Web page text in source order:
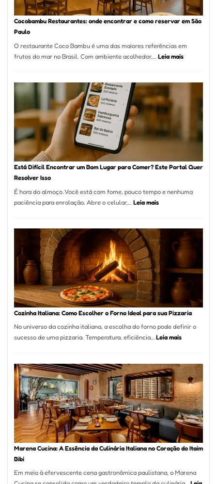
Guia
Definitivo
Alta
Gastronomia
Cocobambu Restaurantes: onde encontrar e como reservar em São
Paulo
O restaurante Coco Bambu é uma das maiores referências em
frutos do mar no Brasil. Com ambiente acolhedor,… Leia mais:
encontrar
reservar
Paulo
Está Difícil Encontrar um Bom Lugar para Comer? Este Portal Quer
Resolver Isso
É hora do almoço. Você está com fome, pouco tempo e nenhuma
paciência para enrolação. Abre o celular,… Leia mais:
Encontrar
um
Bom
Lugar
para
Comer?
Este
Portal
Resolver
Isso
Cozinha Italiana: Como Escolher o Forno Ideal para sua Pizzaria
No universo da cozinha italiana, a escolha do forno pode definir o
sucesso de uma pizzaria. Temperatura, eficiência…Leia mais:
Como
Escolher
o
Forno
Ideal
para
sua
Pizzaria
Marena Cucina: A Essência da Culinária Italiana no Coração do Itaim
Bibi
Em meio à efervescente cena gastronômica paulistana, o Marena